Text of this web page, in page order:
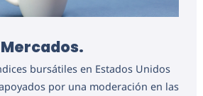
bursátiles en Estados Unidos
por una moderación en las